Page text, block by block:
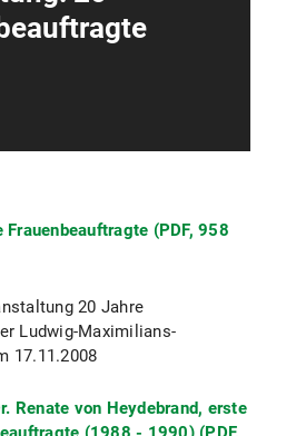
(PDF, 958
20 Jahre
Ludwig-Maximilians-
17.11.2008
Renate von Heydebrand, erste